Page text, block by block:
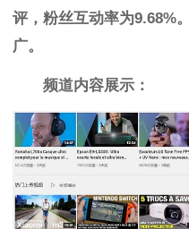
评，粉丝互动率为9.68%。
广。
频道内容展示：